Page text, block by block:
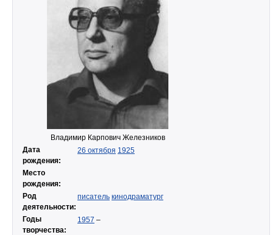
Владимир Карпович Железников
Дата
рождения:
26 октября 1925
Место
рождения:
Род
деятельности:
писатель кинодраматург
Годы
творчества:
1957 –